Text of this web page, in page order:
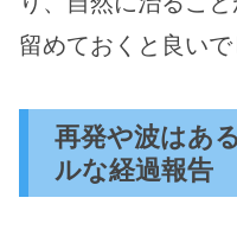
留めておくと良いで
再発や波はあ
ルな経過報告